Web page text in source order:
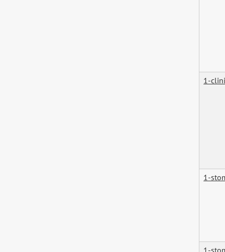
1-
1-
1-